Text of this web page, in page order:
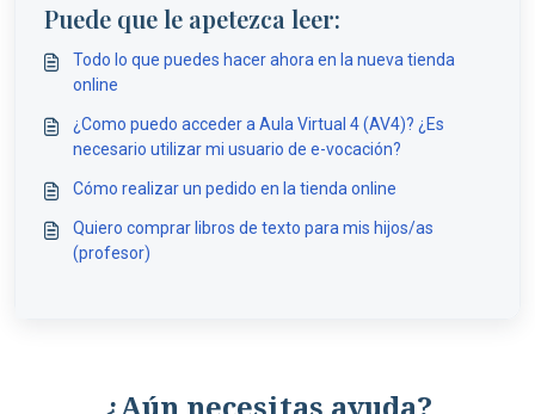
Puede que le apetezca leer:
Todo lo que puedes hacer ahora en la nueva tienda
online
¿Como puedo acceder a Aula Virtual 4 (AV4)? ¿Es
necesario utilizar mi usuario de e-vocación?
Cómo realizar un pedido en la tienda online
Quiero comprar libros de texto para mis hijos/as
(profesor)